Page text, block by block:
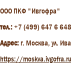
ООО ПКФ "Ивгофра"
тел.:+7 (499) 647 6 648
Адрес: г. Москва, ул.
https://